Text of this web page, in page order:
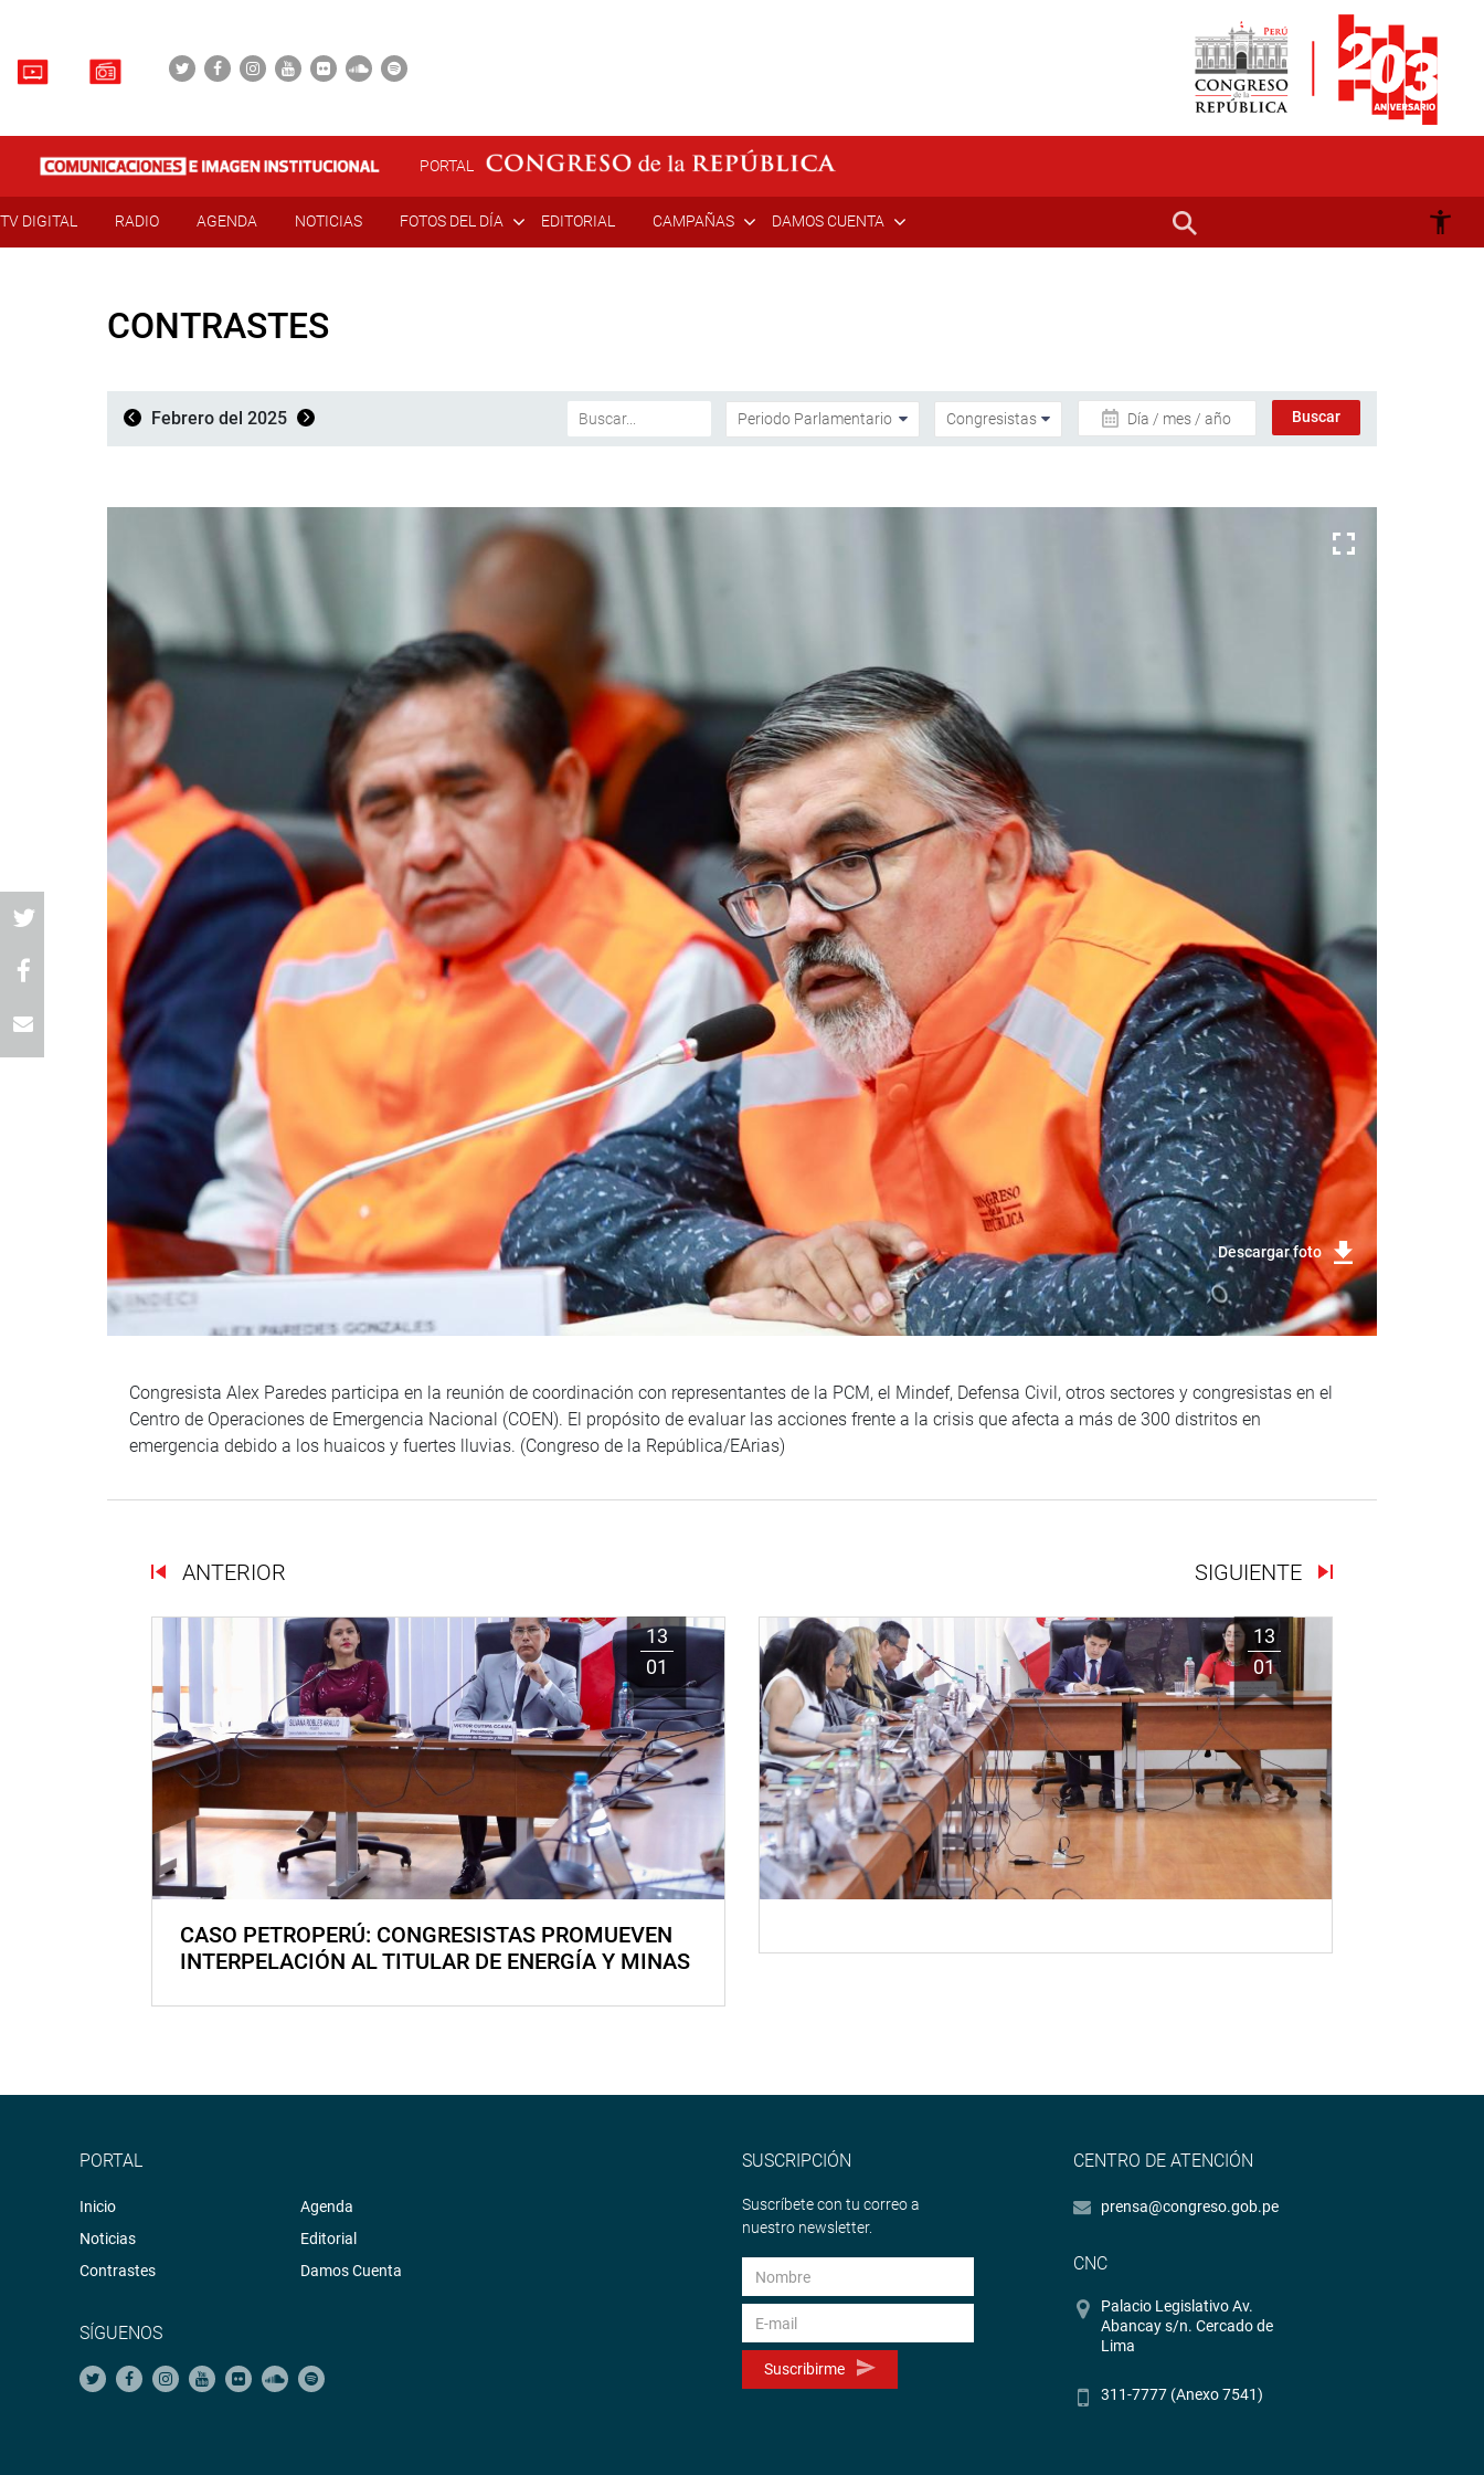
PORTAL
TV DIGITAL RADIO AGENDA NOTICIAS FOTOS DEL DÍA EDITORIAL CAMPAÑAS DAMOS CUENTA
CONTRASTES
Febrero del 2025 Día / mes / año
Descargar foto
Congresista Alex Paredes participa en la reunión de coordinación con representantes de la PCM, el Mindef, Defensa Civil, otros sectores y congresistas en el
Centro de Operaciones de Emergencia Nacional (COEN). El propósito de evaluar las acciones frente a la crisis que afecta a más de 300 distritos en
emergencia debido a los huaicos y fuertes lluvias. (Congreso de la República/EArias)
ANTERIOR SIGUIENTE
13
01
CASO PETROPERÚ: CONGRESISTAS PROMUEVEN
INTERPELACIÓN AL TITULAR DE ENERGÍA Y MINAS
13
01
PORTAL
Inicio
Noticias
Contrastes
Agenda
Editorial
Damos Cuenta
SÍGUENOS
SUSCRIPCIÓN
Suscríbete con tu correo a
nuestro newsletter.
Suscribirme
CENTRO DE ATENCIÓN
prensa@congreso.gob.pe
CNC
Palacio Legislativo Av.
Abancay s/n. Cercado de
Lima
311-7777 (Anexo 7541)